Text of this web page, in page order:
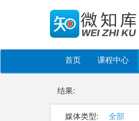
首页 课程中心
结果:
媒体类型: 全部